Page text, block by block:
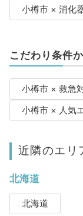
小樽市 × 消化
こだわり条件
小樽市 × 救急
小樽市 × 人気
近隣のエリ
北海道
北海道